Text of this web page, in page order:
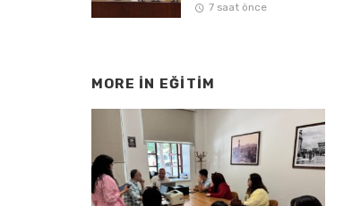
7 saat önce
MORE IN EĞITIM